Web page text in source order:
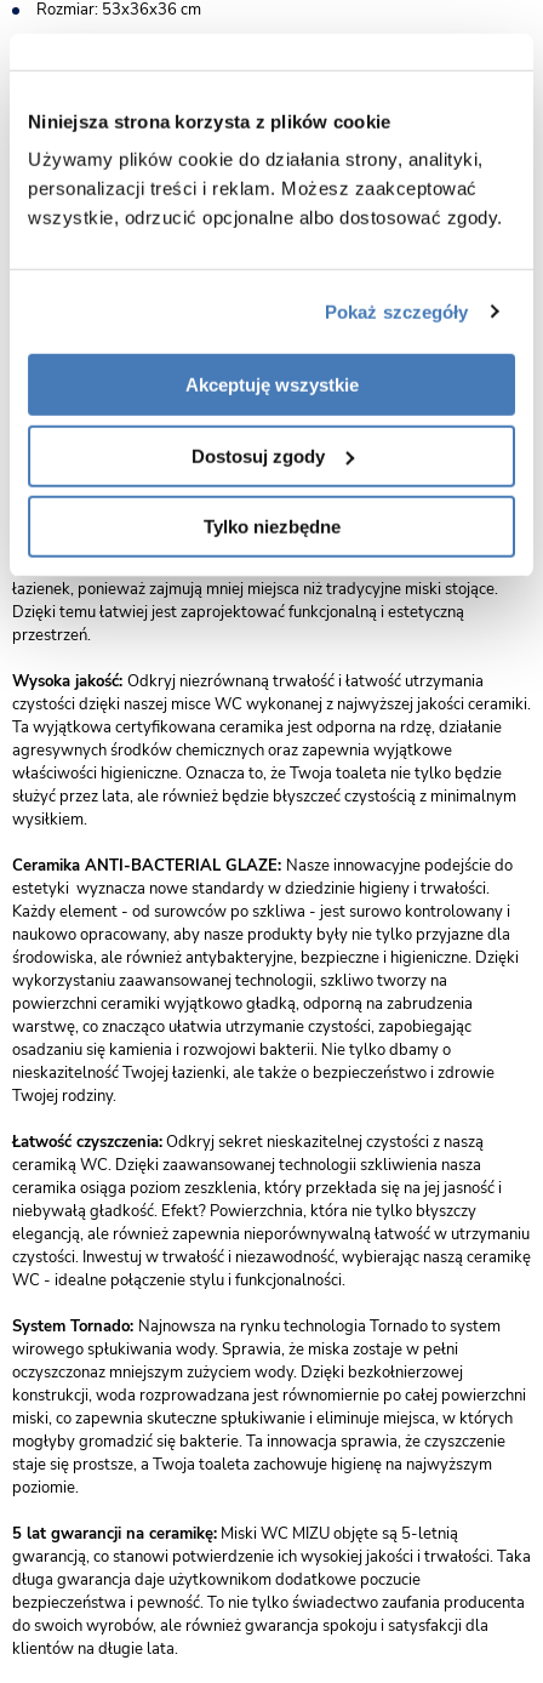
Niniejsza strona korzysta z plików cookie
Używamy plików cookie do działania strony, analityki,
personalizacji treści i reklam. Możesz zaakceptować
wszystkie, odrzucić opcjonalne albo dostosować zgody.
Pokaż szczegóły
Akceptuję wszystkie
Dostosuj zgody
Tylko niezbędne
Rozmiar: 53x36x36 cm
System spłukiwania: Tornado - bezrantowy
Materiał deski: duroplast UF
Rodzaj deski: wolnoopadająca
Wersja slim: tak
Miska wisząca MIZU-WH-TR-03
Zalety produktu:
Miski podwieszane charakteryzują się nowoczesnym i
eleganckim wyglądem. Ich minimalistyczny design sprawia, że łazienka
wydaje się większa i bardziej przestronna. Dzięki zastosowaniu wysokiej
jakości ceramiki, są nie tylko funkcjonalne, ale również stanowią element
łazienek, ponieważ zajmują mniej miejsca niż tradycyjne miski stojące.
Dzięki temu łatwiej jest zaprojektować funkcjonalną i estetyczną
przestrzeń.
Wysoka jakość: Odkryj niezrównaną trwałość i łatwość utrzymania
czystości dzięki naszej misce WC wykonanej z najwyższej jakości ceramiki.
Ta wyjątkowa certyfikowana ceramika jest odporna na rdzę, działanie
agresywnych środków chemicznych oraz zapewnia wyjątkowe
właściwości higieniczne. Oznacza to, że Twoja toaleta nie tylko będzie
służyć przez lata, ale również będzie błyszczeć czystością z minimalnym
wysiłkiem.
Ceramika ANTI-BACTERIAL GLAZE: Nasze innowacyjne podejście do
estetyki wyznacza nowe standardy w dziedzinie higieny i trwałości.
Każdy element - od surowców po szkliwa - jest surowo kontrolowany i
naukowo opracowany, aby nasze produkty były nie tylko przyjazne dla
środowiska, ale również antybakteryjne, bezpieczne i higieniczne. Dzięki
wykorzystaniu zaawansowanej technologii, szkliwo tworzy na
powierzchni ceramiki wyjątkowo gładką, odporną na zabrudzenia
warstwę, co znacząco ułatwia utrzymanie czystości, zapobiegając
osadzaniu się kamienia i rozwojowi bakterii. Nie tylko dbamy o
nieskazitelność Twojej łazienki, ale także o bezpieczeństwo i zdrowie
Twojej rodziny.
Łatwość czyszczenia:Odkryj sekret nieskazitelnej czystości z naszą
ceramiką WC. Dzięki zaawansowanej technologii szkliwienia nasza
ceramika osiąga poziom zeszklenia, który przekłada się na jej jasność i
niebywałą gładkość. Efekt? Powierzchnia, która nie tylko błyszczy
elegancją, ale również zapewnia nieporównywalną łatwość w utrzymaniu
czystości. Inwestuj w trwałość i niezawodność, wybierając naszą ceramikę
WC - idealne połączenie stylu i funkcjonalności.
System Tornado: Najnowsza na rynku technologia Tornado to system
wirowego spłukiwania wody. Sprawia, że miska zostaje w pełni
oczyszczonaz mniejszym zużyciem wody. Dzięki bezkołnierzowej
konstrukcji, woda rozprowadzana jest równomiernie po całej powierzchni
miski, co zapewnia skuteczne spłukiwanie i eliminuje miejsca, w których
mogłyby gromadzić się bakterie. Ta innowacja sprawia, że czyszczenie
staje się prostsze, a Twoja toaleta zachowuje higienę na najwyższym
poziomie.
5 lat gwarancji na ceramikę: Miski WC MIZU objęte są 5-letnią
gwarancją, co stanowi potwierdzenie ich wysokiej jakości i trwałości. Taka
długa gwarancja daje użytkownikom dodatkowe poczucie
bezpieczeństwa i pewność. To nie tylko świadectwo zaufania producenta
do swoich wyrobów, ale również gwarancja spokoju i satysfakcji dla
klientów na długie lata.